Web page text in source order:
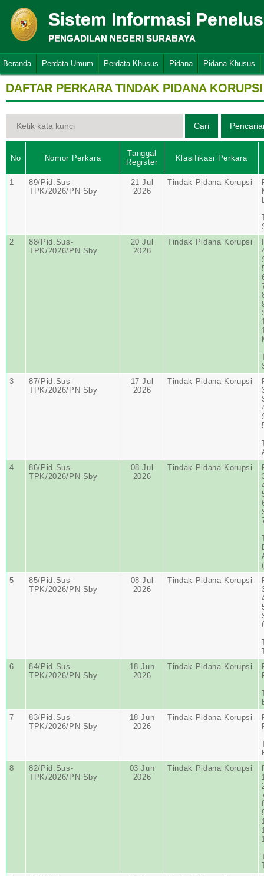
Sistem Informasi
PENGADILAN NEGERI SURABAYA
Beranda Perdata Umum Perdata Khusus Pidana Pidana Khusus
DAFTAR PERKARA TINDAK PIDANA KORUPSI
No Nomor Perkara
Tanggal
Register
Klasifikasi Perkara
1
89/Pid.Sus-
TPK/2026/PN Sby
21 Jul
2026
Tindak Pidana Korupsi
2
88/Pid.Sus-
TPK/2026/PN Sby
20 Jul
2026
Tindak Pidana Korupsi
3
87/Pid.Sus-
TPK/2026/PN Sby
17 Jul
2026
Tindak Pidana Korupsi
4
86/Pid.Sus-
TPK/2026/PN Sby
08 Jul
2026
Tindak Pidana Korupsi
5
85/Pid.Sus-
TPK/2026/PN Sby
08 Jul
2026
Tindak Pidana Korupsi
6
84/Pid.Sus-
TPK/2026/PN Sby
18 Jun
2026
Tindak Pidana Korupsi
7
83/Pid.Sus-
TPK/2026/PN Sby
18 Jun
2026
Tindak Pidana Korupsi
8
82/Pid.Sus-
TPK/2026/PN Sby
03 Jun
2026
Tindak Pidana Korupsi